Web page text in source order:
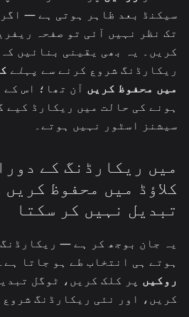
سیکنڈ بعد ظاہر ہوتی ہے —
تک نظر نہیں آئی تو صفحہ
کریں۔ یہ بھی یقینی بنائیں کہ
ریکارڈنگ شروع کرنے سے پہلے
میں محفوظ کریں آن تھا؛ اس کے
ہونے کی حالت میں ریکارڈ کیے
سیشنز اسٹور نہیں ہوتے۔
میں ریکارڈنگ کے
کلاؤڈ میں محفوظ کریں
تبدیل نہیں کر سکتا
یہ جان بوجھ کر ہے —
ہوتے ہی انتخاب طے ہو جاتا ہے۔
روکیں پر کلک کریں، ٹوگل
کریں، اور نئی ریکارڈنگ شروع